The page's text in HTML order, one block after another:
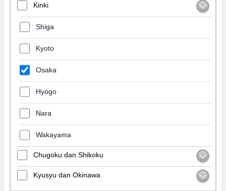
Kinki
Shiga
Kyoto
Osaka
Hyogo
Nara
Wakayama
Chugoku dan Shikoku
Kyusyu dan Okinawa